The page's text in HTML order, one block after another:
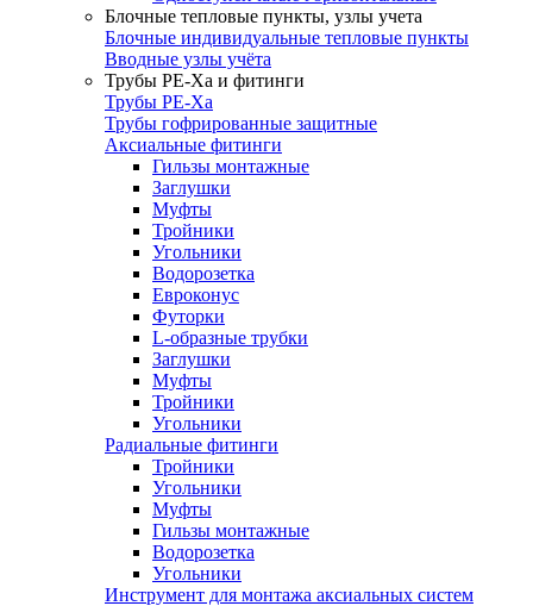
Блочные тепловые пункты, узлы учета
Блочные индивидуальные тепловые пункты
Вводные узлы учёта
Трубы РЕ-Ха и фитинги
Трубы РЕ-Ха
Трубы гофрированные защитные
Аксиальные фитинги
Гильзы монтажные
Заглушки
Муфты
Тройники
Угольники
Водорозетка
Евроконус
Футорки
L-образные трубки
Заглушки
Муфты
Тройники
Угольники
Радиальные фитинги
Тройники
Угольники
Муфты
Гильзы монтажные
Водорозетка
Угольники
Инструмент для монтажа аксиальных систем